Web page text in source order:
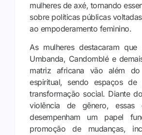
mulheres de axé, tornando
sobre políticas públicas
ao empoderamento feminino.
As mulheres destacaram
Umbanda, Candomblé e
matriz africana vão além do
espiritual, sendo espaços de
transformação social. Diante
violência de gênero, essas
desempenham um papel
promoção de mudanças,